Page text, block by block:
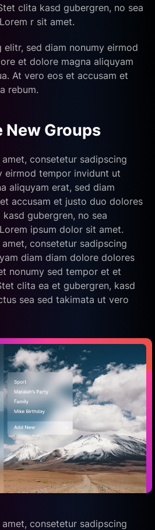
clita kasd gubergren, no sea
r sit amet.
elitr, sed diam nonumy eirmod
et dolore magna aliquyam
At vero eos et accusam et
rebum.
New Groups
consetetur sadipscing
eirmod tempor invidunt ut
aliquyam erat, sed diam
accusam et justo duo dolores
gubergren, no sea
ipsum dolor sit amet.
consetetur sadipscing
diam diam dolore dolores
nonumy sed tempor et et
clita ea et gubergren, kasd
sea sed takimata ut vero
consetetur sadipscing